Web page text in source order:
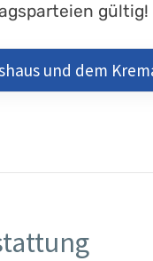
gültig!
und dem